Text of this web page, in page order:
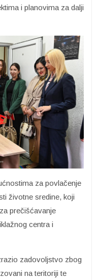
i planovima za dalji
za povlačenje
životne sredine, koji
prečišćavanje
centra i
zadovoljstvo zbog
na teritoriji te